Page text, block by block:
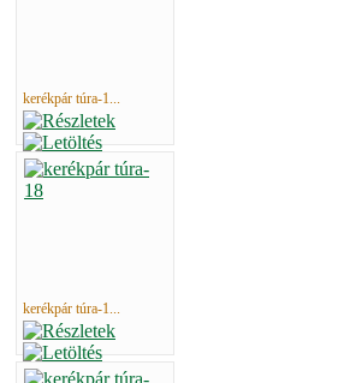
kerékpár túra-1...
kerékpár túra-1...